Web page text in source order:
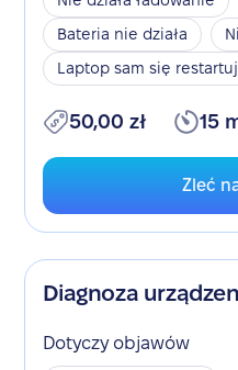
Bateria nie działa
Laptop sam się
50,00 zł 15
Zleć
Diagnoza
Dotyczy objawów